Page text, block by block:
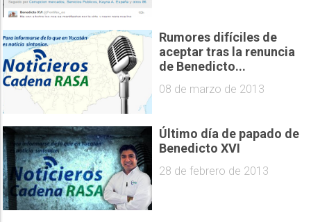
Rumores difíciles de
aceptar tras la renuncia
de Benedicto...
08 de marzo de 2013
Último día de papado de
Benedicto XVI
28 de febrero de 2013